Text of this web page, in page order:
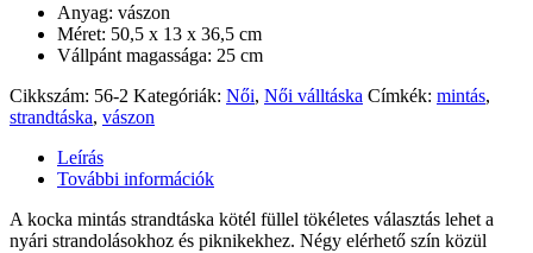
Anyag: vászon
Méret: 50,5 x 13 x 36,5 cm
Vállpánt magassága: 25 cm
Cikkszám: 56-2 Kategóriák: Női, Női válltáska Címkék: mintás,
strandtáska, vászon
Leírás
További információk
A kocka mintás strandtáska kötél füllel tökéletes választás lehet a
nyári strandolásokhoz és piknikekhez. Négy elérhető szín közül